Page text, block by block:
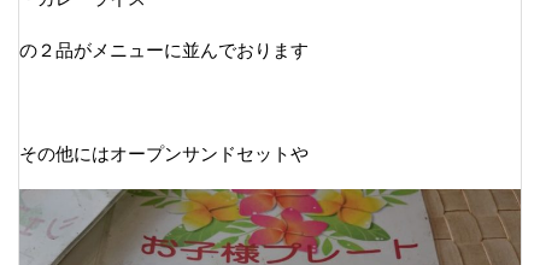
の２品がメニューに並んでおります
その他にはオープンサンドセットや